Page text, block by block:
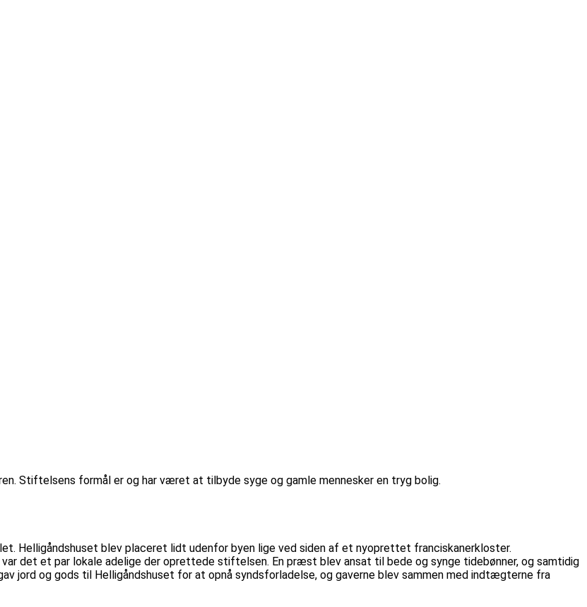
Stiftelsens formål er og har været at tilbyde syge og gamle mennesker en tryg bolig.
Helligåndshuset blev placeret lidt udenfor byen lige ved siden af et nyoprettet franciskanerkloster.
det et par lokale adelige der oprettede stiftelsen. En præst blev ansat til bede og synge tidebønner, og samtidig
jord og gods til Helligåndshuset for at opnå syndsforladelse, og gaverne blev sammen med indtægterne fra